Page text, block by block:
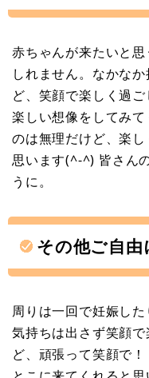
赤ちゃんが来たいと
しれません。なかな
ど、笑顔で楽しく過
楽しい想像をしてみ
のは無理だけど、楽
思います(^-^) 皆さん
うに。
その他ご自由
周りは一回で妊娠し
気持ちは出さず笑顔
ど、頑張って笑顔で